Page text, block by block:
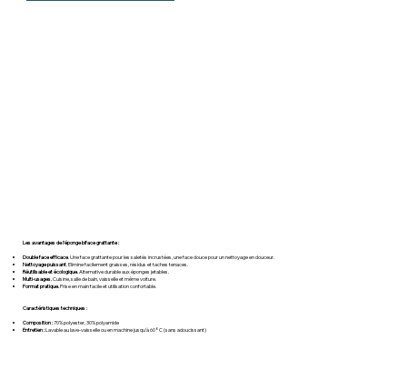
Les avantages de l'éponge biface grattante :
Double face efficace. Une face grattante pour les saletés incrustées, une face douce pour un nettoyage en douceur.
Nettoyage puissant. Elimine facilement graisses, résidus et taches tenaces.
Réutilisable et écologique.Alternative durable aux éponges jetables.
Multi-usages. Cuisine, salle de bain, vaisselle et même voiture.
Format pratique.Prise en main facile et utilisation confortable.
Caractéristiques techniques :
Composition :70% polyester, 30% polyamide
Entretien :Lavable au lave-vaisselle ou en machine jusqu'à 60°C (sans adoucissant)